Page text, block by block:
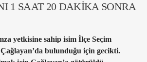
1 SAAT 20 DAKİKA SONRA
yetkisine sahip isim İlçe Seçim
bulunduğu için gecikti.